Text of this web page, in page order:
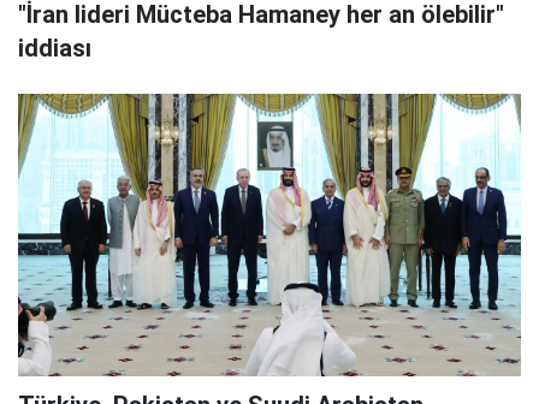
"İran lideri Mücteba Hamaney her an ölebilir"
iddiası